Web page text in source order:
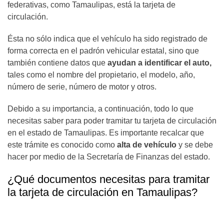
federativas, como Tamaulipas, está la tarjeta de
circulación.
Ésta no sólo indica que el vehículo ha sido registrado de
forma correcta en el padrón vehicular estatal, sino que
también contiene datos que ayudan a identificar el auto,
tales como el nombre del propietario, el modelo, año,
número de serie, número de motor y otros.
Debido a su importancia, a continuación, todo lo que
necesitas saber para poder tramitar tu tarjeta de circulación
en el estado de Tamaulipas. Es importante recalcar que
este trámite es conocido como alta de vehículo y se debe
hacer por medio de la Secretaría de Finanzas del estado.
¿Qué documentos necesitas para tramitar
la tarjeta de circulación en Tamaulipas?